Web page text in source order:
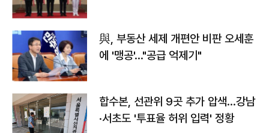
與, 부동산 세제 개편안 비판 오세훈
에 '맹공'…"공급 억제기"
합수본, 선관위 9곳 추가 압색…강남
·서초도 '투표율 허위 입력' 정황